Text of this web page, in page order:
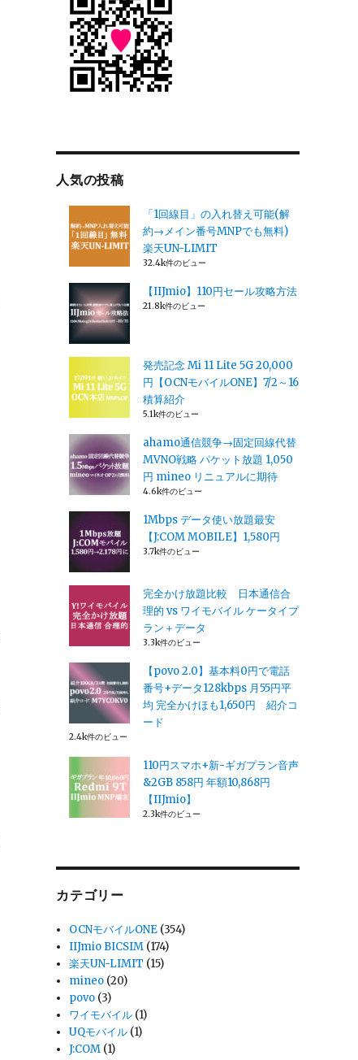
人気の投稿
「1回線目」の入れ替え可能(解
約→メイン番号MNPでも無料)
楽天UN-LIMIT
32.4k件のビュー
【IIJmio】110円セール攻略方法
21.8k件のビュー
発売記念 Mi 11 Lite 5G 20,000
円【OCNモバイルONE】7/2～16
積算紹介
5.1k件のビュー
ahamo通信競争→固定回線代替
MVNO戦略 パケット放題 1,050
円 mineo リニュアルに期待
4.6k件のビュー
1Mbps データ使い放題最安
【J:COM MOBILE】1,580円
3.7k件のビュー
完全かけ放題比較 日本通信合
理的 vs ワイモバイル ケータイプ
ラン＋データ
3.3k件のビュー
【povo 2.0】基本料0円で電話
番号+データ128kbps 月55円平
均 完全かけほも1,650円 紹介コ
ード
2.4k件のビュー
110円スマホ+新-ギガプラン音声
&2GB 858円 年額10,868円
【IIJmio】
2.3k件のビュー
カテゴリー
OCNモバイルONE (354)
IIJmio BICSIM (174)
楽天UN-LIMIT (15)
mineo (20)
povo (3)
ワイモバイル (1)
UQモバイル (1)
J:COM (1)